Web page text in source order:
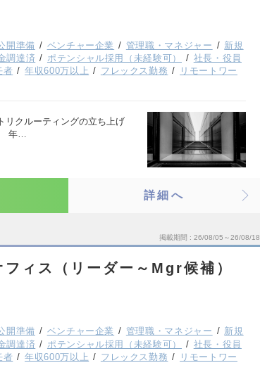
開準備 ベンチャー企業 管理職・マネジャー
新規
調達済 ポテンシャル採用（未経験可）
社長・役員
者 年収600万以上 フレックス勤務
リモートワー
リクルーティングの立ち上げ
年…
詳細へ
掲載期間 26/08/05～26/08/18
ィス（リーダー～Mgr候補）
開準備 ベンチャー企業 管理職・マネジャー
新規
調達済 ポテンシャル採用（未経験可）
社長・役員
者 年収600万以上 フレックス勤務
リモートワー